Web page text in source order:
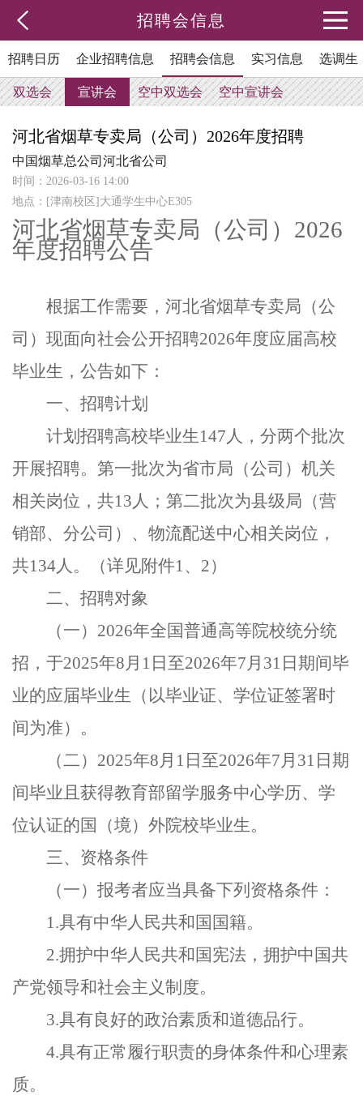
招聘会信息
招聘日历 企业招聘信息 招聘会信息 实习信息 选调生
双选会 宣讲会 空中双选会 空中宣讲会
河北省烟草专卖局（公司）2026年度招聘
中国烟草总公司河北省公司
时间：2026-03-16 14:00
地点：[津南校区]大通学生中心E305
河北省烟草专卖局（公司） 2026
年度招聘公告
根据工作需要，河北省烟草专卖局（公
司）现面向社会公开招聘2026年度应届高校
毕业生，公告如下：
一、招聘计划
计划招聘高校毕业生147人 ，分两个批次
开展招聘。第一批次为省市局（公司）机关
相关岗位，共13人；第二批次为县级局（营
销部、分公司）、物流配送中心相关岗位，
共134人。（详见附件1、 2）
二、招聘对象
（一） 2026年全国普通高等院校统分统
招，于2025年8月 1 日至2026年7月 31 日期间毕
业的应届毕业生（以毕业证、学位证签署时
间为准）。
（二） 2025年8月 1 日至2026年7月 31 日期
间毕业且获得教育部留学服务中心学历、学
位认证的国（境）外院校毕业生。
三、资格条件
（一）报考者应当具备下列资格条件：
1.具有中华人民共和国国籍。
2.拥护中华人民共和国宪法，拥护中国共
产党领导和社会主义制度。
3.具有良好的政治素质和道德品行。
4.具有正常履行职责的身体条件和心理素
质。